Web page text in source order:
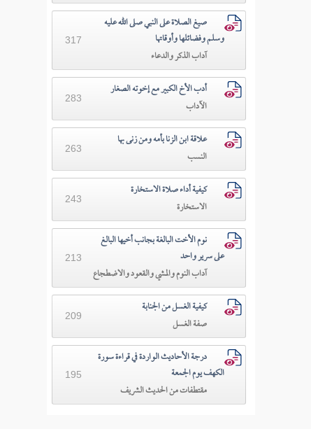
صيغ الصلاة على النبي صلى الله عليه
وسلم وفضائلها وأوقاتها
آداب الذكر والدعاء
317
أدب الأخ الكبير مع إخوته الصغار
الآداب
283
علاقة ابن الزنا بأمه ومن زنى بها
النسب
263
كيفية أداء صلاة الاستخارة
الاستخارة
243
نوم الأخت البالغة بجانب أخيها البالغ
على سرير واحد
آداب النوم والمشي والقعود والاضطجاع
213
كيفية الغسل من الجنابة
صفة الغسل
209
درجة الأحاديث الواردة في قراءة سورة
الكهف يوم الجمعة
مقتطفات من الحديث الشريف
195